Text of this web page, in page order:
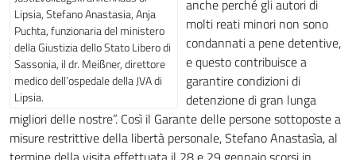
Lipsia, Stefano Anastasia, Anja
Puchta, funzionaria del ministero
della Giustizia dello Stato Libero di
Sassonia, il dr. Meißner, direttore
medico dell’ospedale della JVA di
Lipsia.
anche perché gli autori di
molti reati minori non sono
condannati a pene detentive,
e questo contribuisce a
garantire condizioni di
detenzione di gran lunga
migliori delle nostre”. Così il Garante delle persone sottoposte a
misure restrittive della libertà personale, Stefano Anastasìa, al